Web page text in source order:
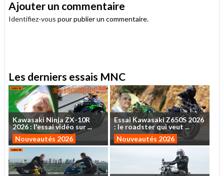
Ajouter un commentaire
Identifiez-vous pour publier un commentaire.
Les derniers essais MNC
Kawasaki NinjaZX-10R
2026: l'essaividéo sur...
Nouveautés 2026
Essai KawasakiZ650S 2026
: le roadsterquiveut ...
Nouveautés 2026